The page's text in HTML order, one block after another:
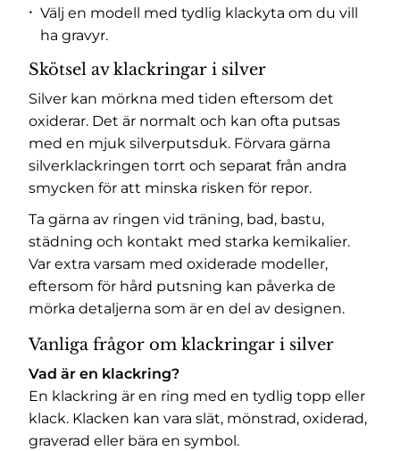
Välj en modell med tydlig klackyta om du vill
ha gravyr.
Skötsel av klackringar i silver
Silver kan mörkna med tiden eftersom det
oxiderar. Det är normalt och kan ofta putsas
med en mjuk silverputsduk. Förvara gärna
silverklackringen torrt och separat från andra
smycken för att minska risken för repor.
Ta gärna av ringen vid träning, bad, bastu,
städning och kontakt med starka kemikalier.
Var extra varsam med oxiderade modeller,
eftersom för hård putsning kan påverka de
mörka detaljerna som är en del av designen.
Vanliga frågor om klackringar i silver
Vad är en klackring?
En klackring är en ring med en tydlig topp eller
klack. Klacken kan vara slät, mönstrad, oxiderad,
graverad eller bära en symbol.